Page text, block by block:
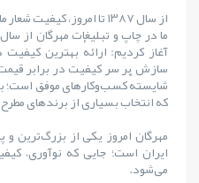
از سال ۱۳۸۷ تا امروز، کیفیت شعار ماست.
آغاز کردیم: ارائهٔ بهترین
سازش بر سر کیفیت در برابر
که انتخاب بسیاری از برندهای
مهرگان امروز یکی از بزرگ‌ترین
ایران است؛ جایی که نوآوری،
می‌شود.